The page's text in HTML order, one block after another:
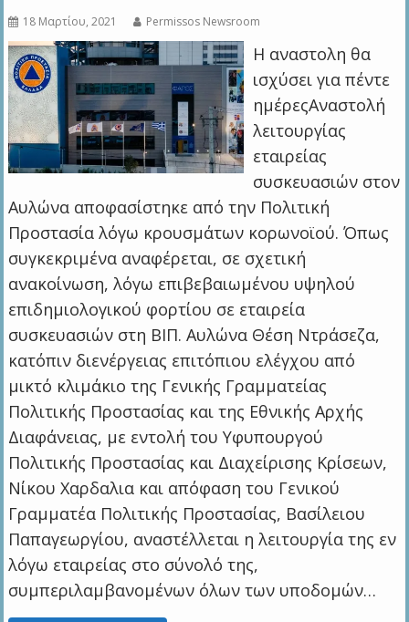
18 Μαρτίου, 2021 Permissos Newsroom
Η αναστολη θα
ισχύσει για πέντε
ημέρεςΑναστολή
λειτουργίας
εταιρείας
συσκευασιών στον
Αυλώνα αποφασίστηκε από την Πολιτική
Προστασία λόγω κρουσμάτων κορωνοϊού. Όπως
συγκεκριμένα αναφέρεται, σε σχετική
ανακοίνωση, λόγω επιβεβαιωμένου υψηλού
επιδημιολογικού φορτίου σε εταιρεία
συσκευασιών στη ΒΙΠ. Αυλώνα Θέση Ντράσεζα,
κατόπιν διενέργειας επιτόπιου ελέγχου από
μικτό κλιμάκιο της Γενικής Γραμματείας
Πολιτικής Προστασίας και της Εθνικής Αρχής
Διαφάνειας, με εντολή του Υφυπουργού
Πολιτικής Προστασίας και Διαχείρισης Κρίσεων,
Νίκου Χαρδαλια και απόφαση του Γενικού
Γραμματέα Πολιτικής Προστασίας, Βασίλειου
Παπαγεωργίου, αναστέλλεται η λειτουργία της εν
λόγω εταιρείας στο σύνολό της,
συμπεριλαμβανομένων όλων των υποδομών…